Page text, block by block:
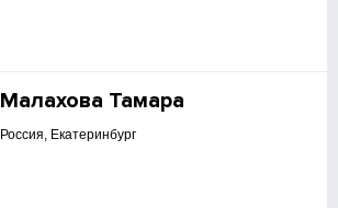
Малахова Тамара
Россия, Екатеринбург